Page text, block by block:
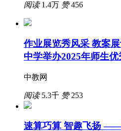
阅读1.4万 赞456
作业展览秀风采 教案
中学举办2025年师生
中教网
阅读5.3千 赞253
速算巧算 智趣飞扬